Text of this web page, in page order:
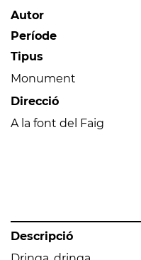
Autor
Període
Tipus
Monument
Direcció
A la font del Faig
Descripció